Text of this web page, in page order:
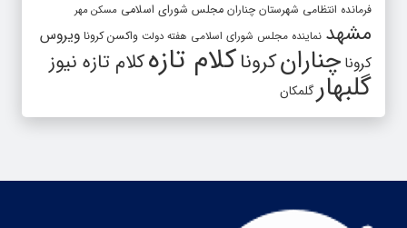
فرمانده انتظامی شهرستان چناران مجلس شورای اسلامی مسکن مهر
مشهد نماینده مجلس شورای اسلامی هفته دولت واکسن کرونا ویروس
کرونا چنارانکروناکلام تازهکلام تازه نیوز
گلبهارگلمکان